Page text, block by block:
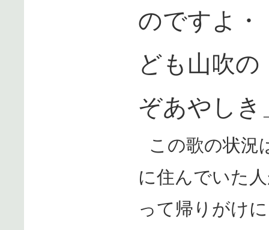
のですよ
ども山吹
ぞあやしき
この歌の状況
に住んでいた
って帰りがけ